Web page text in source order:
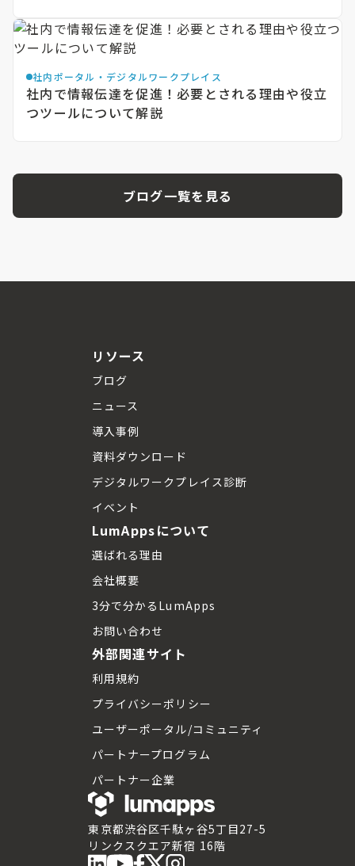
社内で情報伝達を促進！必要とされる理由や役立
つツールについて解説
社内ポータル・デジタルワークプレイス
ブログ一覧を見る
東京都渋谷区千駄ヶ谷5丁目27-5
リンクスクエア新宿 16階
リソース
ブログ
ニュース
導入事例
資料ダウンロード
デジタルワークプレイス診断
イベント
LumAppsについて
選ばれる理由
会社概要
3分で分かるLumApps
お問い合わせ
外部関連サイト
利用規約
プライバシーポリシー
ユーザーポータル/コミュニティ
パートナープログラム
パートナー企業